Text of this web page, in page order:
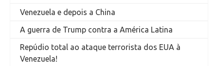
Venezuela e depois a China
A guerra de Trump contra a América Latina
Repúdio total ao ataque terrorista dos EUA à
Venezuela!